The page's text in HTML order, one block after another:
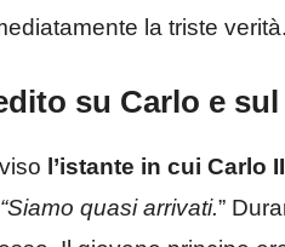
la triste verità.
su Carlo e
l’istante in cui Carlo
“Siamo quasi arrivati.”